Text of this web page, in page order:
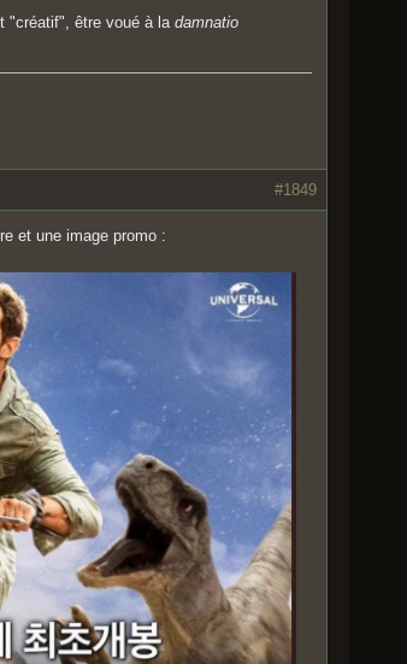
"créatif", être voué à la damnatio
#1849
et une image promo :